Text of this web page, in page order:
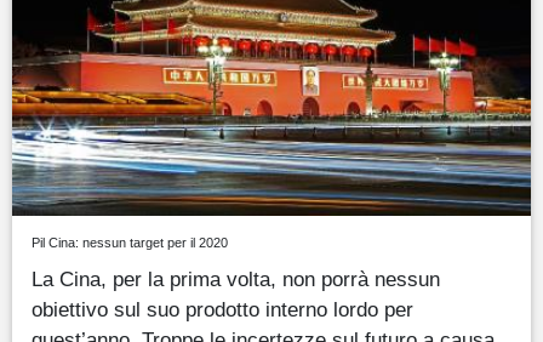
Pil Cina: nessun target per il 2020
La Cina, per la prima volta, non porrà nessun
obiettivo sul suo prodotto interno lordo per